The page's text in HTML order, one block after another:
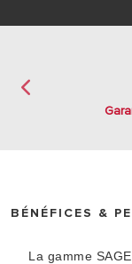
BÉNÉFICES &
La gamme